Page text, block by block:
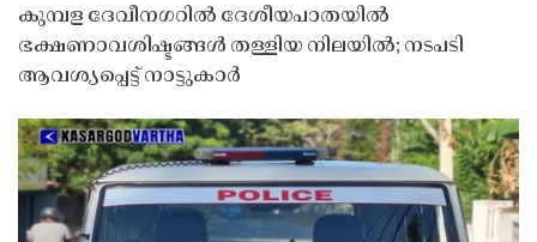
കുമ്പള ദേവീനഗറിൽ ദേശീയപാതയിൽ
ഭക്ഷണാവശിഷ്ടങ്ങൾ തള്ളിയ നിലയിൽ; നടപടി
ആവശ്യപ്പെട്ട് നാട്ടുകാർ